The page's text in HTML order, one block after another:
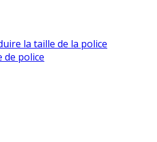
la taille de la police
de police